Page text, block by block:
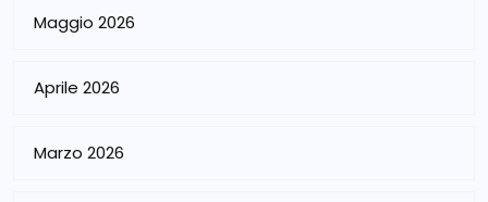
Maggio 2026
Aprile 2026
Marzo 2026